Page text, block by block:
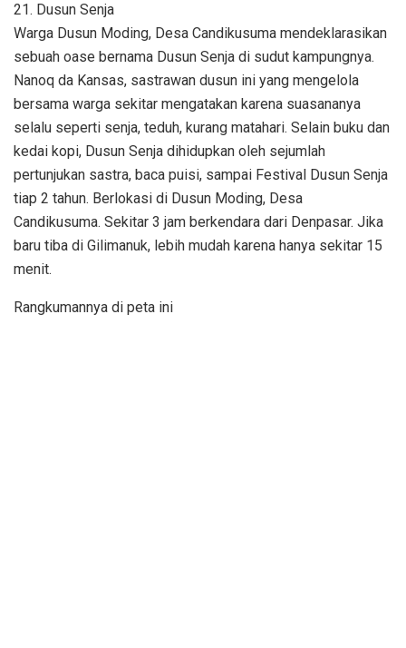
21. Dusun Senja
Warga Dusun Moding, Desa Candikusuma mendeklarasikan
sebuah oase bernama Dusun Senja di sudut kampungnya.
Nanoq da Kansas, sastrawan dusun ini yang mengelola
bersama warga sekitar mengatakan karena suasananya
selalu seperti senja, teduh, kurang matahari. Selain buku dan
kedai kopi, Dusun Senja dihidupkan oleh sejumlah
pertunjukan sastra, baca puisi, sampai Festival Dusun Senja
tiap 2 tahun. Berlokasi di Dusun Moding, Desa
Candikusuma. Sekitar 3 jam berkendara dari Denpasar. Jika
baru tiba di Gilimanuk, lebih mudah karena hanya sekitar 15
menit.
Rangkumannya di peta ini